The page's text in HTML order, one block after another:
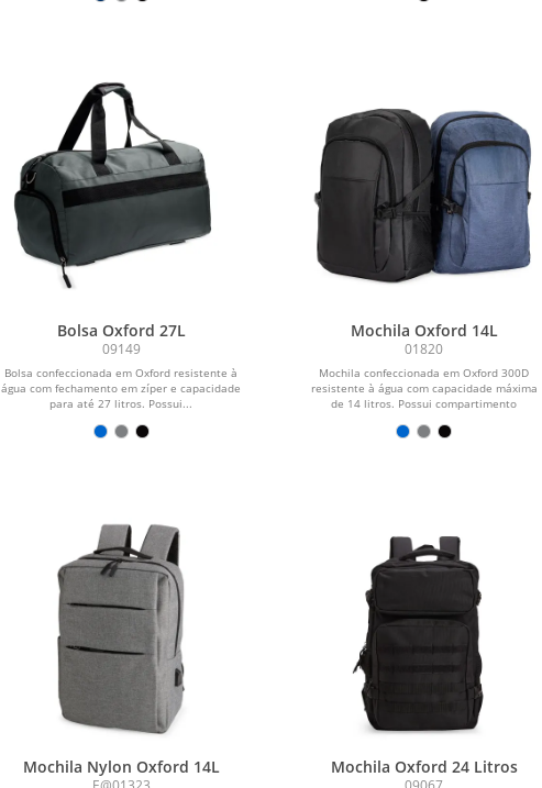
Bolsa Oxford 27L
09149
Bolsa confeccionada em Oxford resistente à
água com fechamento em zíper e capacidade
para até 27 litros. Possui...
Mochila Oxford 14L
01820
Mochila confeccionada em Oxford 300D
resistente à água com capacidade máxima
de 14 litros. Possui compartimento
Mochila Nylon Oxford 14L Mochila Oxford 24 Litros